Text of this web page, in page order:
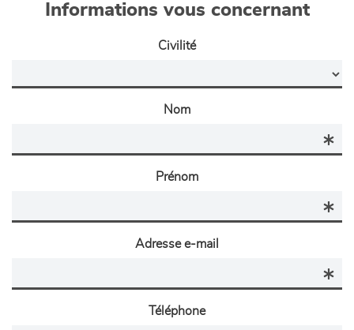
Informations vous concernant
Civilité
Nom
Prénom
Adresse e-mail
Téléphone